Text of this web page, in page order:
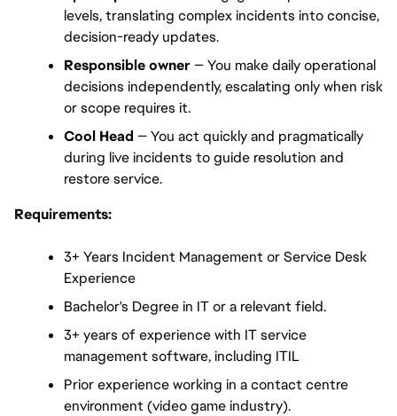
levels, translating complex incidents into concise,
decision-ready updates.
Responsible owner — You make daily operational
decisions independently, escalating only when risk
or scope requires it.
Cool Head — You act quickly and pragmatically
during live incidents to guide resolution and
restore service.
Requirements:
3+ Years Incident Management or Service Desk
Experience
Bachelor's Degree in IT or a relevant field.
3+ years of experience with IT service
management software, including ITIL
Prior experience working in a contact centre
environment (video game industry).